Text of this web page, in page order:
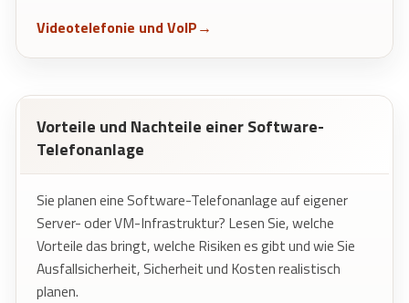
Videotelefonie und VoIP
Vorteile und Nachteile einer Software-
Telefonanlage
Sie planen eine Software-Telefonanlage auf eigener
Server- oder VM-Infrastruktur? Lesen Sie, welche
Vorteile das bringt, welche Risiken es gibt und wie Sie
Ausfallsicherheit, Sicherheit und Kosten realistisch
planen.